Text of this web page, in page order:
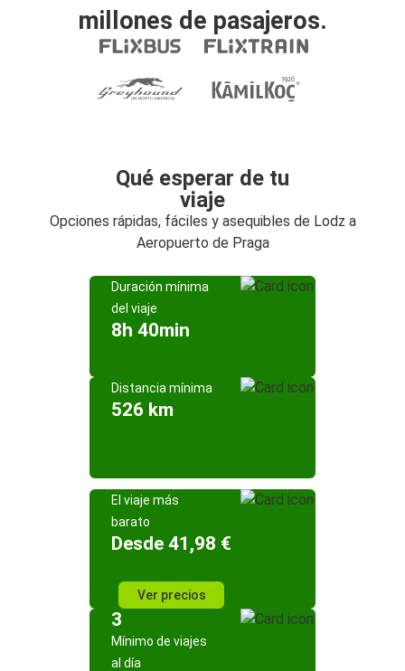
millones de pasajeros.
Qué esperar de tu
viaje
Opciones rápidas, fáciles y asequibles de Lodz a
Aeropuerto de Praga
Duración mínima
del viaje
8h 40min
Distancia mínima
526 km
El viaje más
barato
Desde 41,98 €
Ver precios
3
Mínimo de viajes
al día